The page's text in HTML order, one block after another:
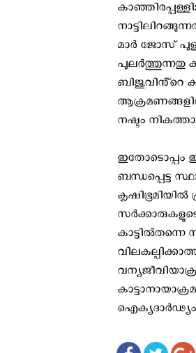
മാർ ജോസ്
പുലർത്തുന്നതു
ബിജുവിൻ്റെ
നഷ്ടം
ഇതോടൊപ്പം
ബന്ധപ്പെട്ട
കൃഷിഭൂമിയിൽ